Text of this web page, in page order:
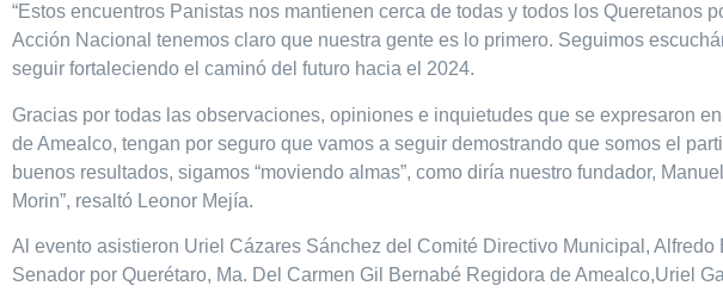
“Estos encuentros Panistas nos mantienen cerca de todas y todos los Queretanos
Acción Nacional tenemos claro que nuestra gente es lo primero. Seguimos
seguir fortaleciendo el caminó del futuro hacia el 2024.
Gracias por todas las observaciones, opiniones e inquietudes que se expresaron
de Amealco, tengan por seguro que vamos a seguir demostrando que somos el
buenos resultados, sigamos “moviendo almas”, como diría nuestro fundador,
Morin”, resaltó Leonor Mejía.
Al evento asistieron Uriel Cázares Sánchez del Comité Directivo Municipal, Alfredo
Senador por Querétaro, Ma. Del Carmen Gil Bernabé Regidora de Amealco,Uriel